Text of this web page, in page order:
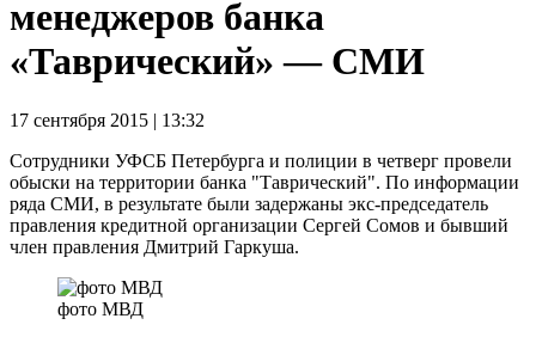
менеджеров банка
«Таврический» — СМИ
17 сентября 2015 | 13:32
Сотрудники УФСБ Петербурга и полиции в четверг провели
обыски на территории банка "Таврический". По информации
ряда СМИ, в результате были задержаны экс-председатель
правления кредитной организации Сергей Сомов и бывший
член правления Дмитрий Гаркуша.
фото МВД